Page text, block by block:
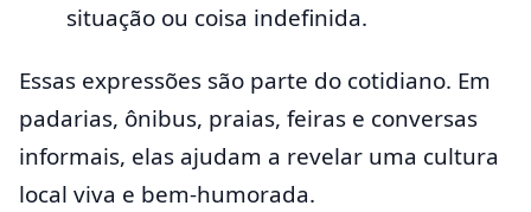
situação ou coisa indefinida.
Essas expressões são parte do cotidiano. Em
padarias, ônibus, praias, feiras e conversas
informais, elas ajudam a revelar uma cultura
local viva e bem-humorada.